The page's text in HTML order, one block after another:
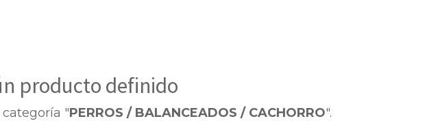
producto definido
"PERROS / BALANCEADOS / CACHORRO".